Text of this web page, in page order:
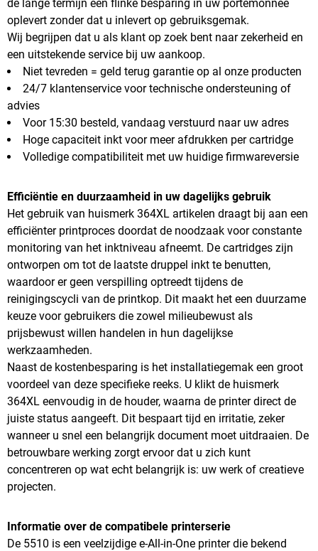
de lange termijn een flinke besparing in uw portemonnee
oplevert zonder dat u inlevert op gebruiksgemak.
Wij begrijpen dat u als klant op zoek bent naar zekerheid en
een uitstekende service bij uw aankoop.
Niet tevreden = geld terug garantie op al onze producten
24/7 klantenservice voor technische ondersteuning of
advies
Voor 15:30 besteld, vandaag verstuurd naar uw adres
Hoge capaciteit inkt voor meer afdrukken per cartridge
Volledige compatibiliteit met uw huidige firmwareversie
Efficiëntie en duurzaamheid in uw dagelijks gebruik
Het gebruik van huismerk 364XL artikelen draagt bij aan een
efficiënter printproces doordat de noodzaak voor constante
monitoring van het inktniveau afneemt. De cartridges zijn
ontworpen om tot de laatste druppel inkt te benutten,
waardoor er geen verspilling optreedt tijdens de
reinigingscycli van de printkop. Dit maakt het een duurzame
keuze voor gebruikers die zowel milieubewust als
prijsbewust willen handelen in hun dagelijkse
werkzaamheden.
Naast de kostenbesparing is het installatiegemak een groot
voordeel van deze specifieke reeks. U klikt de huismerk
364XL eenvoudig in de houder, waarna de printer direct de
juiste status aangeeft. Dit bespaart tijd en irritatie, zeker
wanneer u snel een belangrijk document moet uitdraaien. De
betrouwbare werking zorgt ervoor dat u zich kunt
concentreren op wat echt belangrijk is: uw werk of creatieve
projecten.
Informatie over de compatibele printerserie
De 5510 is een veelzijdige e-All-in-One printer die bekend